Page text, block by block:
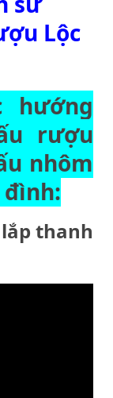
Lộc
hướng
rượu
nhôm
đình:
thanh